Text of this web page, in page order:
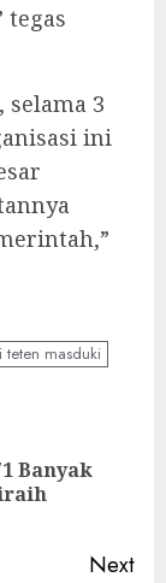
tegas
3
ini
masduki
Banyak
Next